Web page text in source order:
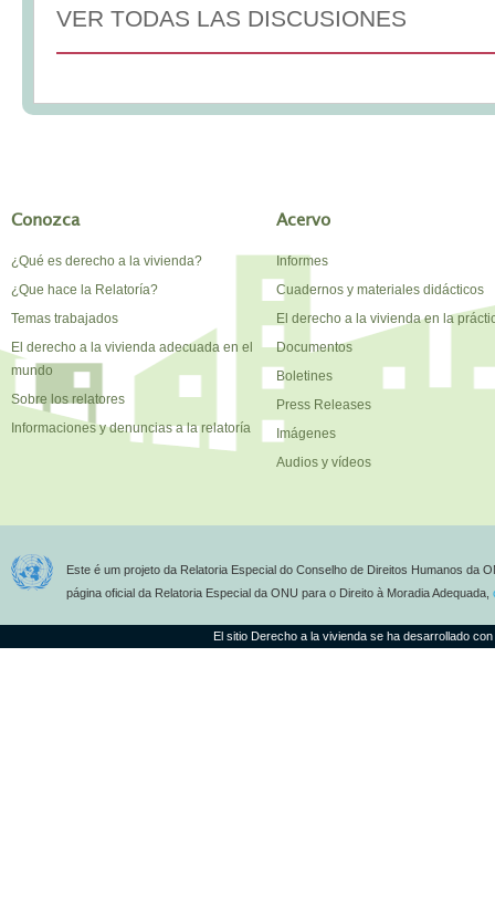
VER TODAS LAS DISCUSIONES
Conozca
¿Qué es derecho a la vivienda?
¿Que hace la Relatoría?
Temas trabajados
El derecho a la vivienda adecuada en el
mundo
Sobre los relatores
Informaciones y denuncias a la relatoría
Acervo
Informes
Cuadernos y materiales didácticos
El derecho a la vivienda en la
Documentos
Boletines
Press Releases
Imágenes
Audios y vídeos
Este é um projeto da Relatoria Especial do Conselho de Direitos Humanos da
página oficial da Relatoria Especial da ONU para o Direito à Moradia Adequada,
El sitio Derecho a la vivienda se ha desarrollado